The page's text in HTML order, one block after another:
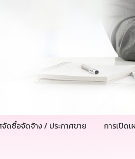
จัดซื้อจัดจ้าง / ประกาศขาย การเปิด